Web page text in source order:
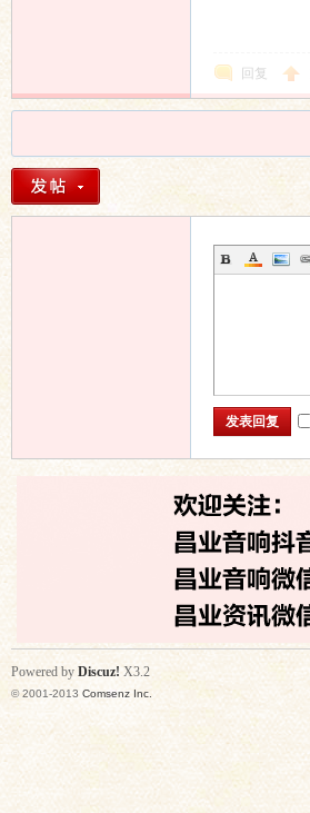
回复
发表回复
Powered by Discuz! X3.2
© 2001-2013 Comsenz Inc.